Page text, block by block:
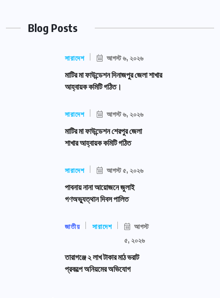
Blog Posts
সারাদেশ আগস্ট ৬, ২০২৬
মাটির মা ফাউন্ডেশন দিনাজপুর জেলা শাখার
আহ্বায়ক কমিটি গঠিত।
সারাদেশ আগস্ট ৬, ২০২৬
মাটির মা ফাউন্ডেশন শেরপুর জেলা
শাখার আহ্বায়ক কমিটি গঠিত
সারাদেশ আগস্ট ৫, ২০২৬
পাবনায় নানা আয়োজনে জুলাই
গণঅভ্যুত্থান দিবস পালিত
জাতীয় সারাদেশ
আগস্ট
৫, ২০২৬
তারাগঞ্জে ২ লাখ টাকার মাঠ ভরাট
প্রকল্পে অনিয়মের অভিযোগ